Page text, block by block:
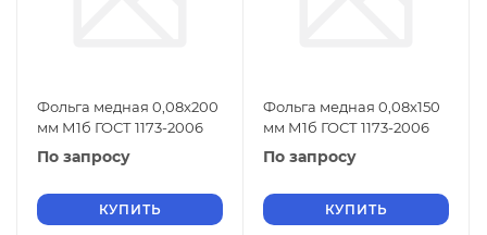
Фольга медная 0,08х200
мм М1б ГОСТ 1173-2006
По запросу
КУПИТЬ
Фольга медная 0,08х150
мм М1б ГОСТ 1173-2006
По запросу
КУПИТЬ